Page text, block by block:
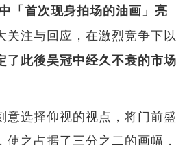
「首次现身拍场的油画」亮
关注与回应，在激烈竞争下以
了此後吴冠中经久不衰的市场
意选择仰视的视点，将门前盛
之占据了三分之二的画幅，